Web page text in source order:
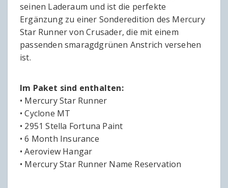
seinen Laderaum und ist die perfekte
Ergänzung zu einer Sonderedition des Mercury
Star Runner von Crusader, die mit einem
passenden smaragdgrünen Anstrich versehen
ist.
Im Paket sind enthalten:
• Mercury Star Runner
• Cyclone MT
• 2951 Stella Fortuna Paint
• 6 Month Insurance
• Aeroview Hangar
• Mercury Star Runner Name Reservation